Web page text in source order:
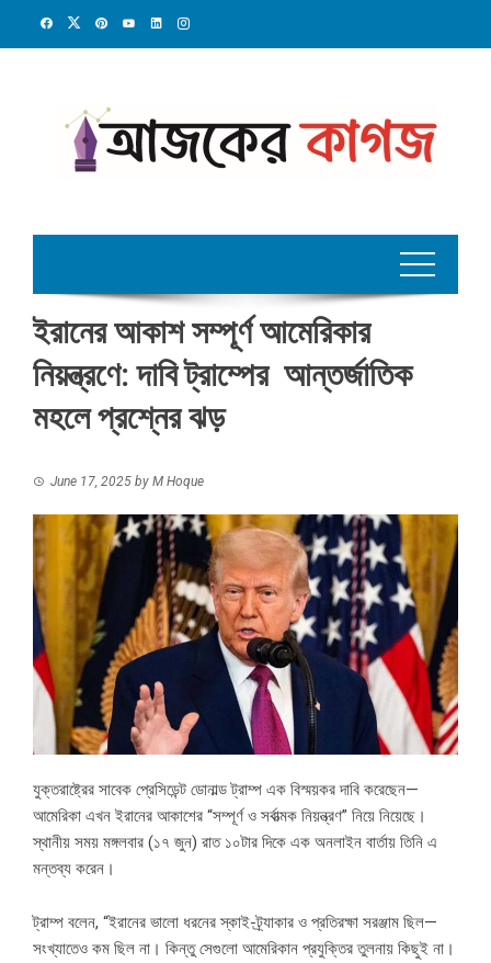
ইরানের আকাশ সম্পূর্ণ আমেরিকার
নিয়ন্ত্রণে: দাবি ট্রাম্পের আন্তর্জাতিক
মহলে প্রশ্নের ঝড়
June 17, 2025 by M Hoque
যুক্তরাষ্ট্রের সাবেক প্রেসিডেন্ট ডোনাল্ড ট্রাম্প এক বিস্ময়কর দাবি করেছেন—
আমেরিকা এখন ইরানের আকাশের “সম্পূর্ণ ও সর্বাত্মক নিয়ন্ত্রণ” নিয়ে নিয়েছে।
স্থানীয় সময় মঙ্গলবার (১৭ জুন) রাত ১০টার দিকে এক অনলাইন বার্তায় তিনি এ
মন্তব্য করেন।
ট্রাম্প বলেন, “ইরানের ভালো ধরনের স্কাই-ট্র্যাকার ও প্রতিরক্ষা সরঞ্জাম ছিল—
সংখ্যাতেও কম ছিল না। কিন্তু সেগুলো আমেরিকান প্রযুক্তির তুলনায় কিছুই না।